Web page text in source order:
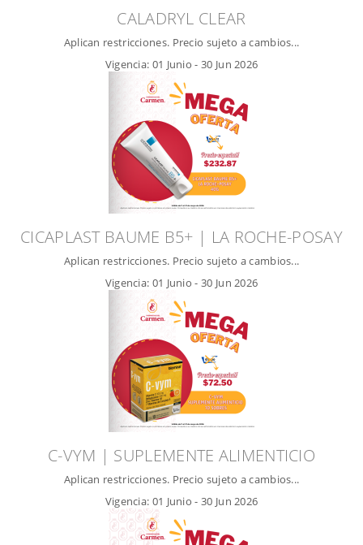
CALADRYL CLEAR
Aplican restricciones. Precio sujeto a cambios...
Vigencia: 01 Junio - 30 Jun 2026
CICAPLAST BAUME B5+ | LA ROCHE-POSAY
Aplican restricciones. Precio sujeto a cambios...
Vigencia: 01 Junio - 30 Jun 2026
C-VYM | SUPLEMENTE ALIMENTICIO
Aplican restricciones. Precio sujeto a cambios...
Vigencia: 01 Junio - 30 Jun 2026